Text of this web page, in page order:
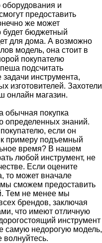
оборудования и
предоставить
же может
будет бюджетный
для дома. А возможно
модель, она стоит в
покупателю
подсчитать
инструмента,
изготовителей. Захотели
онлайн магазин.
обычная покупка
определенных знаний.
если он
к примеру подъемный
время? В нашем
любой инструмент, не
Если оцените
то может вначале
сможем предоставить
Тем не менее мы
брендов, заключая
что имеют отличную
инструмент
самую недорогую модель,
волнуйтесь.